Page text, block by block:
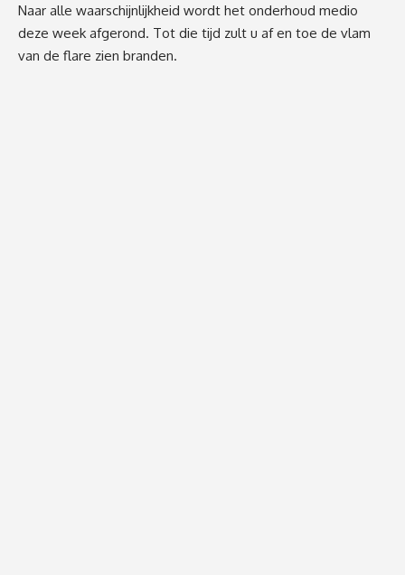
Naar alle waarschijnlijkheid wordt het onderhoud medio
deze week afgerond. Tot die tijd zult u af en toe de vlam
van de flare zien branden.